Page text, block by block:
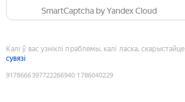
SmartCaptcha by Yandex Cloud
Калі ў вас узніклі праблемы, калі ласка, скарыстайце
сувязі
9178666397722266940:1786040229